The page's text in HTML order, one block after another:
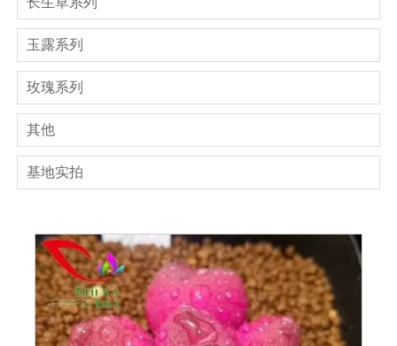
玉露系列
玫瑰系列
其他
基地实拍